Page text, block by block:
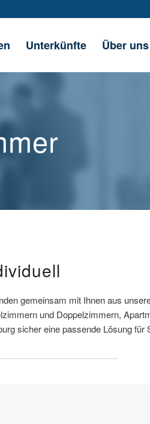
Unterkünfte Über uns
gemeinsam mit Ihnen aus
und Doppelzimmern,
sicher eine passende Lösung für